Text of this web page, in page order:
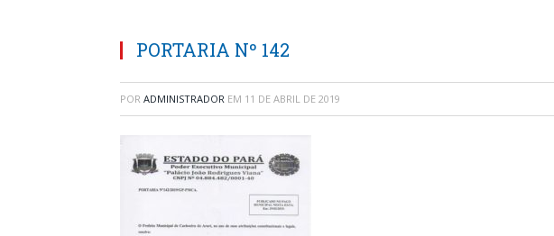
PORTARIA Nº 142
POR ADMINISTRADOR EM 11 DE ABRIL DE 2019